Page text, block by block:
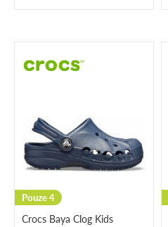
Pouze 4
Crocs Baya Clog Kids